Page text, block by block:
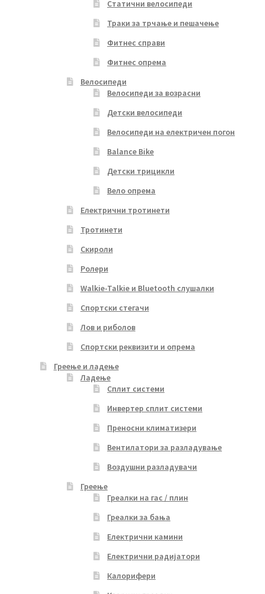
Статични велосипеди
Траки за трчање и пешачење
Фитнес справи
Фитнес опрема
Велосипеди
Велосипеди за возрасни
Детски велосипеди
Велосипеди на електричен погон
Balance Bike
Детски трицикли
Вело опрема
Електрични тротинети
Тротинети
Скироли
Ролери
Walkie-Talkie и Bluetooth слушалки
Спортски стегачи
Лов и риболов
Спортски реквизити и опрема
Греење и ладење
Ладење
Сплит системи
Инвертер сплит системи
Преносни климатизери
Вентилатори за разладување
Воздушни разладувачи
Греење
Греалки на гас / плин
Греалки за бања
Електрични камини
Електрични радијатори
Калорифери